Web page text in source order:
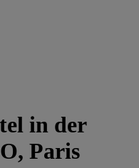
in der
Paris